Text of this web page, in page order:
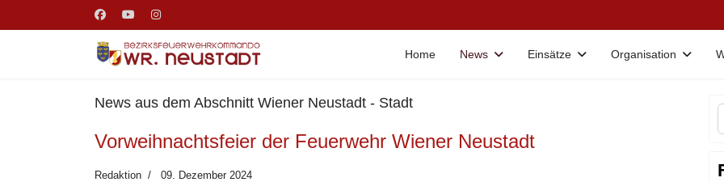
Home News Einsätze Organisation
News aus dem Abschnitt Wiener Neustadt - Stadt
Vorweihnachtsfeier der Feuerwehr Wiener Neustadt
Redaktion 09. Dezember 2024